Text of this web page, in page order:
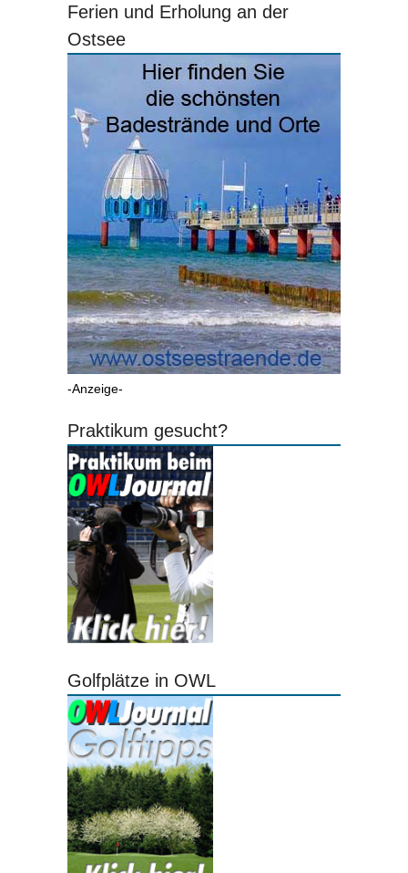
Ferien und Erholung an der
Ostsee
-Anzeige-
Praktikum gesucht?
Golfplätze in OWL